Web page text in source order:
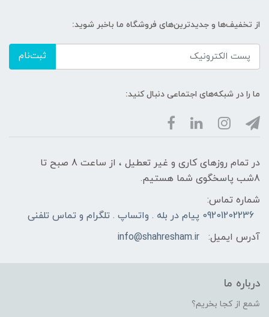
از تخفیف‌ها و جدیدترین‌های فروشگاه ما باخبر شوید:
ثبت‌نام
ما را در شبکه‌های اجتماعی دنبال کنید:
در تمام روزهای کاری و غیر تعطیل ، از ساعت 8 صبح تا
8شب پاسخگوی شما هستیم.
شماره تماس:
09201202236 پیام در بله . واتساپ . تلگرام و تماس تلفنی
آدرس ایمیل:
info@shahresham.ir
درباره ما
شمع از کجا بخریم؟